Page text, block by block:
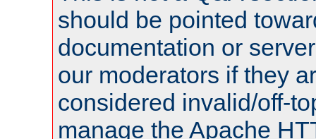
should be pointed
documentation or
our moderators if they
considered invalid/off-
manage the Apache